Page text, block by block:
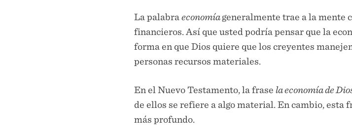
La palabra economíageneralmente trae a la mente
financieros. Así que usted podría pensar que la
forma en que Dios quiere que los creyentes
personas recursos materiales.
En el Nuevo Testamento, la frase la economía de
de ellos se refiere a algo material. En cambio, esta
más profundo.